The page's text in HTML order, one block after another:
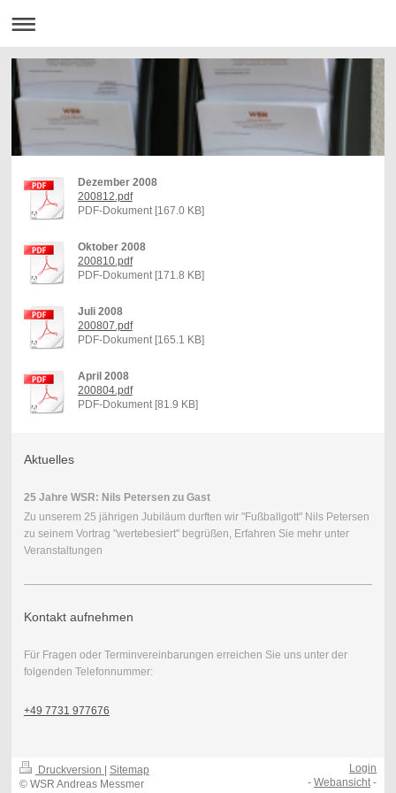
Dezember 2008
200812.pdf
PDF-Dokument [167.0 KB]
Oktober 2008
200810.pdf
PDF-Dokument [171.8 KB]
Juli 2008
200807.pdf
PDF-Dokument [165.1 KB]
April 2008
200804.pdf
PDF-Dokument [81.9 KB]
Aktuelles
25 Jahre WSR: Nils Petersen zu Gast
Zu unserem 25 jährigen Jubiläum durften wir "Fußballgott" Nils Petersen
zu seinem Vortrag "wertebesiert" begrüßen, Erfahren Sie mehr unter
Veranstaltungen
Kontakt aufnehmen
Für Fragen oder Terminvereinbarungen erreichen Sie uns unter der
folgenden Telefonnummer:
+49 7731 977676
Druckversion
Sitemap
© WSR Andreas Messmer
Login
-Webansicht-